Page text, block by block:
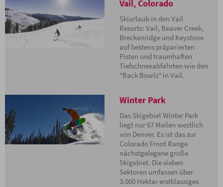
Vail, Colorado
Skiurlaub in den Vail
Resorts: Vail, Beaver Creek,
Breckenridge und Keystone
auf bestens präparierten
Pisten und traumhaften
Tiefschneeabfahrten wie den
"Back Bowls" in Vail.
Winter Park
Das Skigebiet Winter Park
liegt nur 67 Meilen westlich
von Denver. Es ist das zur
Colorado Front Range
nächstgelegene große
Skigebiet. Die sieben
Sektoren umfassen über
3.000 Hektar erstklassiges